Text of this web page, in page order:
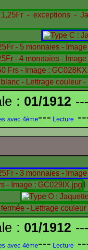
: 01/1912
avec 4ème--- Lecture
: 01/1912
avec 4ème--- Lecture